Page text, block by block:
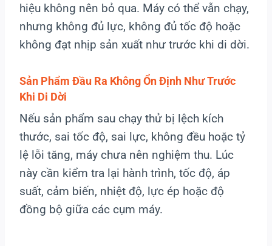
hiệu không nên bỏ qua. Máy có thể vẫn chạy,
nhưng không đủ lực, không đủ tốc độ hoặc
không đạt nhịp sản xuất như trước khi di dời.
Sản Phẩm Đầu Ra Không Ổn Định Như Trước
Khi Di Dời
Nếu sản phẩm sau chạy thử bị lệch kích
thước, sai tốc độ, sai lực, không đều hoặc tỷ
lệ lỗi tăng, máy chưa nên nghiệm thu. Lúc
này cần kiểm tra lại hành trình, tốc độ, áp
suất, cảm biến, nhiệt độ, lực ép hoặc độ
đồng bộ giữa các cụm máy.